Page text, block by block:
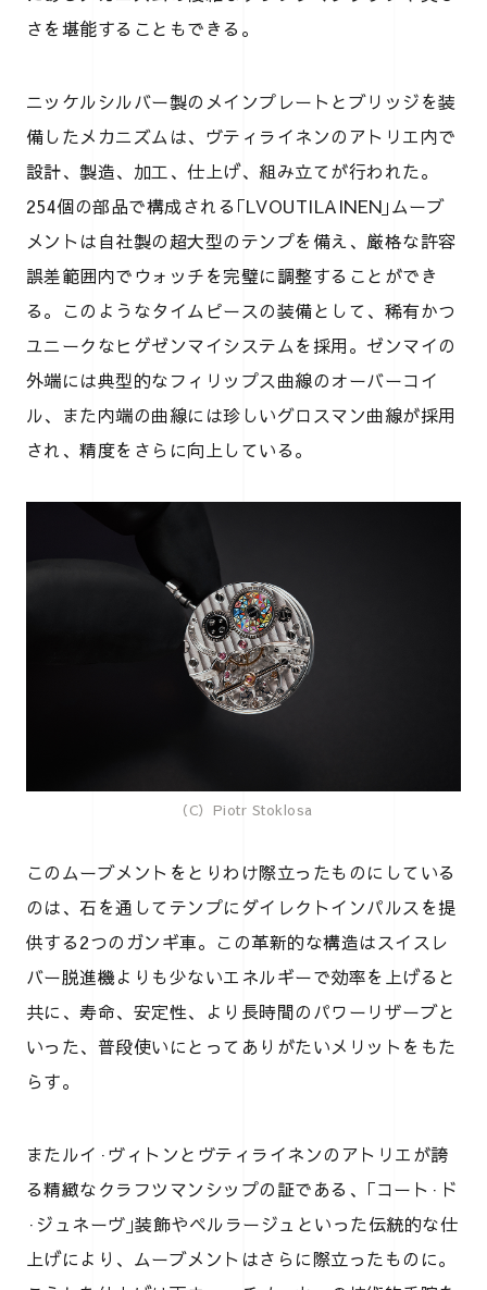
さを堪能することもできる。
ニッケルシルバー製のメインプレートとブリッジを装
備したメカニズムは、ヴティライネンのアトリエ内で
設計、製造、加工、仕上げ、組み立てが行われた。
254個の部品で構成される｢LVOUTILAINEN｣ムーブ
メントは自社製の超大型のテンプを備え、厳格な許容
誤差範囲内でウォッチを完璧に調整することができ
る。このようなタイムピースの装備として、稀有かつ
ユニークなヒゲゼンマイシステムを採用。ゼンマイの
外端には典型的なフィリップス曲線のオーバーコイ
ル、また内端の曲線には珍しいグロスマン曲線が採用
され、精度をさらに向上している。
（C）Piotr Stoklosa
このムーブメントをとりわけ際立ったものにしている
のは、石を通してテンプにダイレクトインパルスを提
供する2つのガンギ車。この革新的な構造はスイスレ
バー脱進機よりも少ないエネルギーで効率を上げると
共に、寿命、安定性、より長時間のパワーリザーブと
いった、普段使いにとってありがたいメリットをもた
らす。
またルイ·ヴィトンとヴティライネンのアトリエが誇
る精緻なクラフツマンシップの証である、｢コート·ド
·ジュネーヴ｣装飾やペルラージュといった伝統的な仕
上げにより、ムーブメントはさらに際立ったものに。